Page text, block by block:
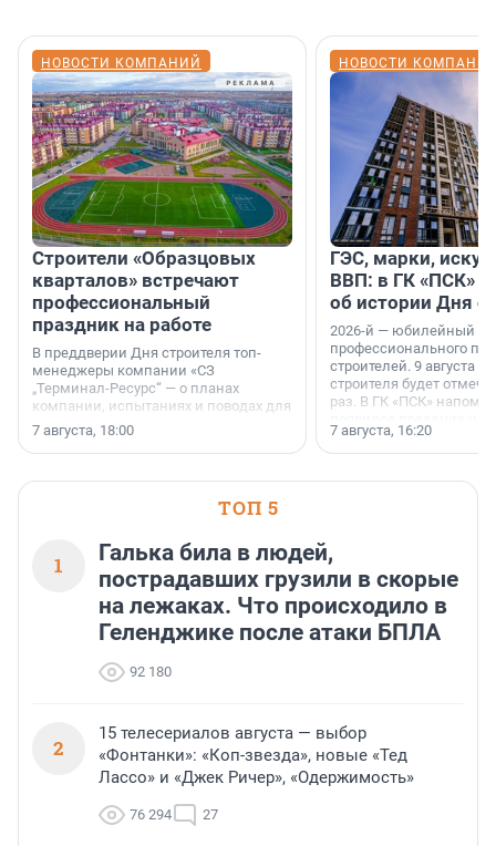
НОВОСТИ КОМПАНИЙ
Строители «Образцовых
кварталов» встречают
профессиональный
праздник на работе
В преддверии Дня строителя топ-
менеджеры компании «СЗ
„Терминал-Ресурс“ — о планах
компании, испытаниях и поводах для
осторожного оптимизма.
7 августа, 18:00
НОВОСТИ
ГЭС, марки,
ВВП: в ГК «ПСК»
об истории Дня
2026-й — юбилейный
профессионального
строителей. 9 августа
строителя будет
раз. В ГК «ПСК»
поменялась роль
7 августа, 16:20
ТОП 5
1
Галька била в людей,
пострадавших грузили в скорые
на лежаках. Что происходило в
Геленджике после атаки БПЛА
92 180
2
15 телесериалов августа — выбор
«Фонтанки»: «Коп-звезда», новые «Тед
Лассо» и «Джек Ричер», «Одержимость»
76 294 27